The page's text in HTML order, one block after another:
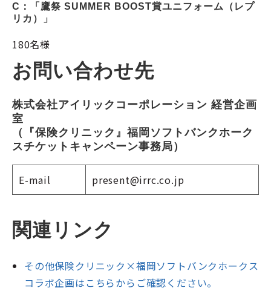
C：「鷹祭 SUMMER BOOST賞ユニフォーム（レプ
リカ）」
180名様
お問い合わせ先
株式会社アイリックコーポレーション 経営企画
室
（『保険クリニック』福岡ソフトバンクホーク
スチケットキャンペーン事務局）
E-mail present@irrc.co.jp
関連リンク
その他保険クリニック×福岡ソフトバンクホークス
コラボ企画はこちらからご確認ください。